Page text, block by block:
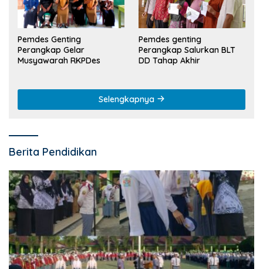
Pemdes Genting
Perangkap Gelar
Musyawarah RKPDes
Pemdes genting
Perangkap Salurkan BLT
DD Tahap Akhir
Selengkapnya
Berita Pendidikan